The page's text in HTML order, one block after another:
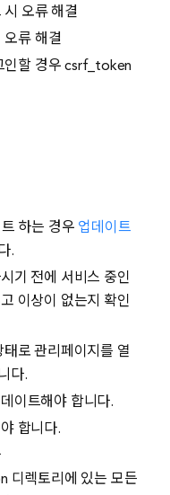
시 오류 해결
오류 해결
인할 경우 csrf_token
하는 경우 업데이트
.
기 전에 서비스 중인
이상이 없는지 확인
로 관리페이지를 열
다.
이트해야 합니다.
합니다.
렉토리에 있는 모든